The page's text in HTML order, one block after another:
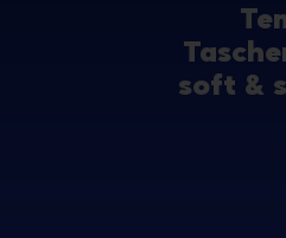
soft &